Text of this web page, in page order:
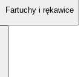
Fartuchy i rękawice